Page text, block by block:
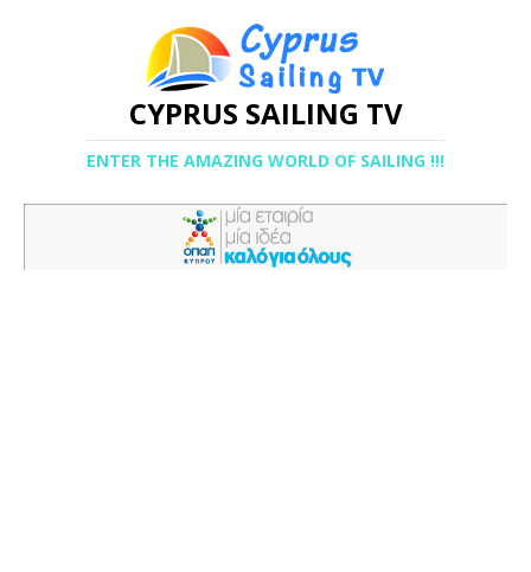
CYPRUS SAILING TV
ENTER THE AMAZING WORLD OF SAILING !!!